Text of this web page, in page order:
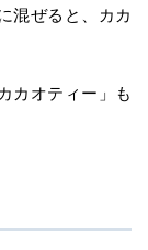
混ぜると、カカ
カオティー」も